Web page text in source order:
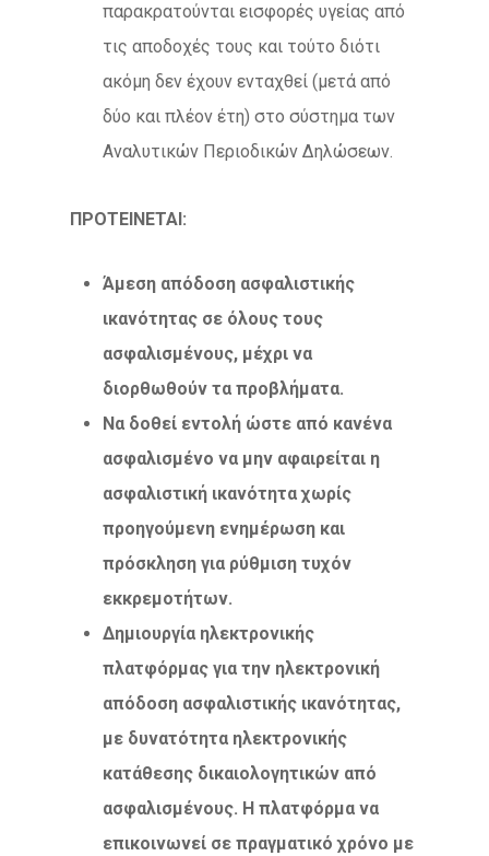
παρακρατούνται εισφορές υγείας από
τις αποδοχές τους και τούτο διότι
ακόμη δεν έχουν ενταχθεί (μετά από
δύο και πλέον έτη) στο σύστημα των
Αναλυτικών Περιοδικών Δηλώσεων.
ΠΡΟΤΕΙΝΕΤΑΙ:
Άμεση απόδοση ασφαλιστικής
ικανότητας σε όλους τους
ασφαλισμένους, μέχρι να
διορθωθούν τα προβλήματα.
Να δοθεί εντολή ώστε από κανένα
ασφαλισμένο να μην αφαιρείται η
ασφαλιστική ικανότητα χωρίς
προηγούμενη ενημέρωση και
πρόσκληση για ρύθμιση τυχόν
εκκρεμοτήτων.
Δημιουργία ηλεκτρονικής
πλατφόρμας για την ηλεκτρονική
απόδοση ασφαλιστικής ικανότητας,
με δυνατότητα ηλεκτρονικής
κατάθεσης δικαιολογητικών από
ασφαλισμένους. Η πλατφόρμα να
επικοινωνεί σε πραγματικό χρόνο με